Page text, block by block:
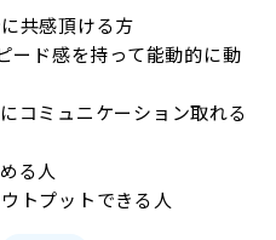
共感頂ける方
ード感を持って能動的に動
コミュニケーション取れる
る人
トプットできる人